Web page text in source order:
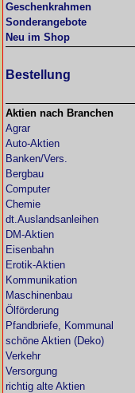
Geschenkrahmen
Sonderangebote
Neu im Shop
Bestellung
Aktien nach Branchen
Agrar
Auto-Aktien
Banken/Vers.
Bergbau
Computer
Chemie
dt.Auslandsanleihen
DM-Aktien
Eisenbahn
Erotik-Aktien
Kommunikation
Maschinenbau
Ölförderung
Pfandbriefe, Kommunal
schöne Aktien (Deko)
Verkehr
Versorgung
richtig alte Aktien